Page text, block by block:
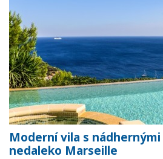
Moderní vila s
nedaleko Marseille